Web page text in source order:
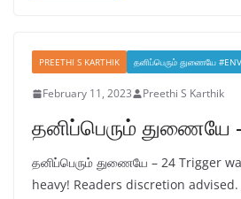
PREETHI S KARTHIK தனிப்பெரும் துணையே
February 11, 2023 Preethi S Karthik
தனிப்பெரும் துணையே
தனிப்பெரும் துணையே – 24 Trigger
heavy! Readers discretion